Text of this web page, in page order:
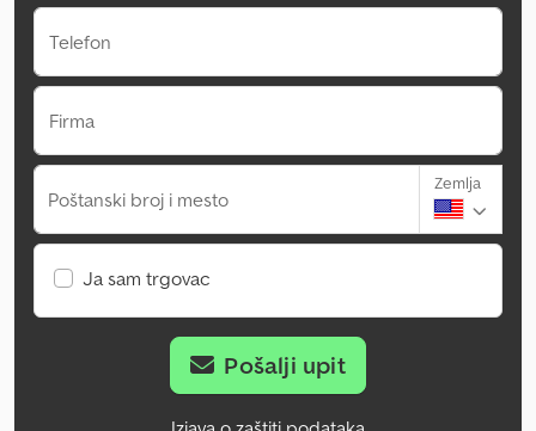
Telefon
Firma
Poštanski broj i mesto
Zemlja
Ja sam trgovac
Pošalji upit